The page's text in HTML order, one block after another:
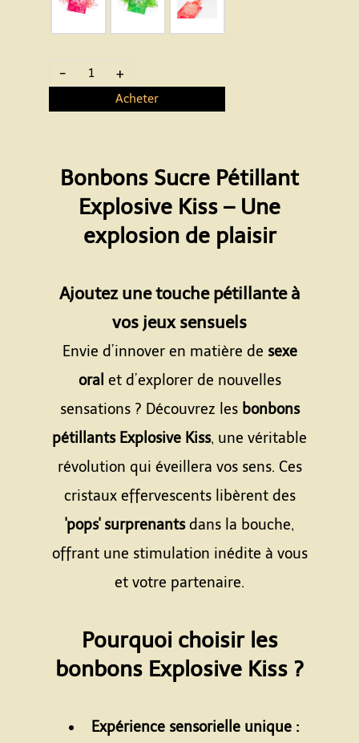
- +
Acheter
Bonbons Sucre Pétillant
Explosive Kiss – Une
explosion de plaisir
Ajoutez une touche pétillante à
vos jeux sensuels
Envie d’innover en matière de sexe
oral et d’explorer de nouvelles
sensations ? Découvrez les bonbons
pétillants Explosive Kiss, une véritable
révolution qui éveillera vos sens. Ces
cristaux effervescents libèrent des
'pops' surprenantsdans la bouche,
offrant une stimulation inédite à vous
et votre partenaire.
Pourquoi choisir les
bonbons Explosive Kiss ?
Expérience sensorielle unique :